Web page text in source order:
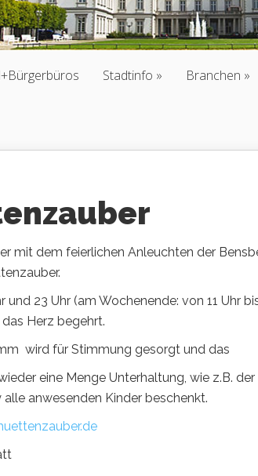
Stadtinfo Branchen
mit dem feierlichen Anleuchten der
23 Uhr (am Wochenende: von 11 Uhr
Herz begehrt.
wird für Stimmung gesorgt und das
eine Menge Unterhaltung, wie z.B.
anwesenden Kinder beschenkt.